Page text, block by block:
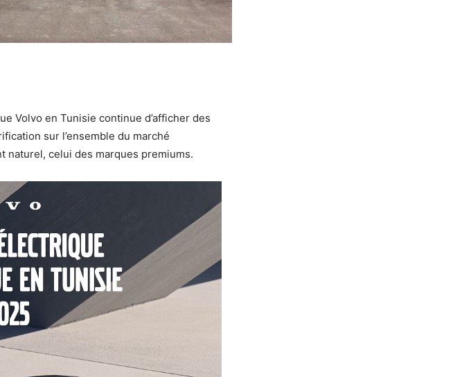
Volvo en Tunisie continue d’afficher des
sur l’ensemble du marché
naturel, celui des marques premiums.